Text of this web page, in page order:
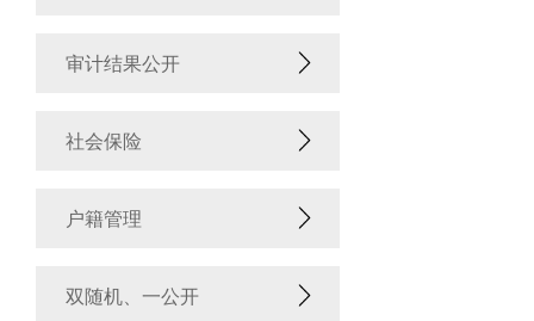
审计结果公开
社会保险
户籍管理
双随机、一公开